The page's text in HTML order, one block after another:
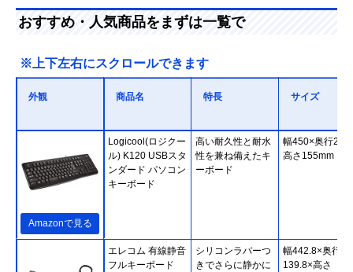
おすすめ・人気商品をまずは一覧で
※上下左右にスクロールできます
外観 商品名 特長 サイズ
Amazonで見る
Logicool(ロジクー
ル) K120 USBスタ
ンダード パソコン
キーボード
高い耐久性と耐水
性を兼ね備えたキ
ーボード
幅450×奥行
高さ155mm
エレコム 有線静音
フルキーボード
シリコンラバーつ
きでさらに静かに
幅442.8×奥行
139.8×高さ